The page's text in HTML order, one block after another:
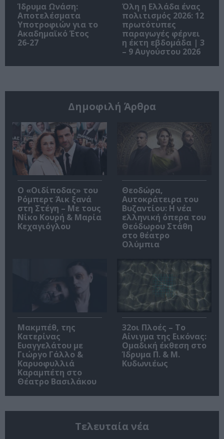
Ίδρυμα Ωνάση:
Αποτελέσματα
Υποτροφιών για το
Ακαδημαϊκό Έτος
26-27
Όλη η Ελλάδα ένας
πολιτισμός 2026: 12
πρωτότυπες
παραγωγές φέρνει
η έκτη εβδομάδα | 3
– 9 Αυγούστου 2026
Δημοφιλή Άρθρα
O «Οιδίποδας» του
Ρόμπερτ Άικ ξανά
στη Στέγη – Με τους
Νίκο Κουρή & Μαρία
Κεχαγιόγλου
Θεοδώρα,
Αυτοκράτειρα του
Βυζαντίου: Η νέα
ελληνική όπερα του
Θεόδωρου Στάθη
στο θέατρο
Ολύμπια
Μακμπέθ, της
Κατερίνας
Ευαγγελάτου με
Γιώργο Γάλλο &
Καρυοφυλλιά
Καραμπέτη στο
Θέατρο Βασιλάκου
32οι Πλοές – Το
Αίνιγμα της Εικόνας:
Ομαδική έκθεση στο
Ίδρυμα Π. & Μ.
Κυδωνιέως
Τελευταία νέα